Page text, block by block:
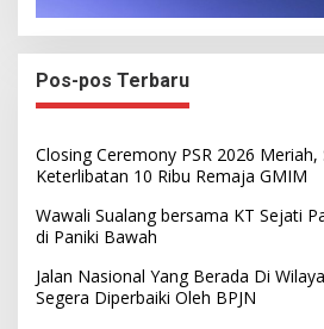
Pos-pos Terbaru
Closing Ceremony PSR 2026 Meriah,
Keterlibatan 10 Ribu Remaja GMIM
Wawali Sualang bersama KT Sejati
di Paniki Bawah
Jalan Nasional Yang Berada Di
Segera Diperbaiki Oleh BPJN